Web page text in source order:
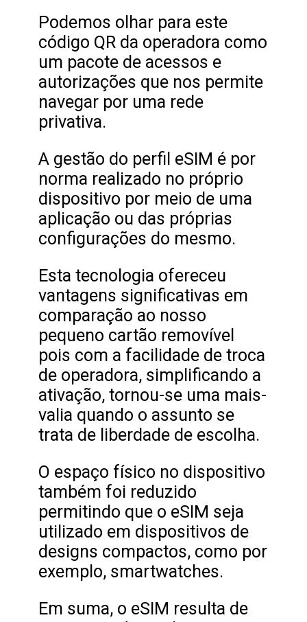
Podemos olhar para este
código QR da operadora como
um pacote de acessos e
autorizações que nos permite
navegar por uma rede
privativa.
A gestão do perfil eSIM é por
norma realizado no próprio
dispositivo por meio de uma
aplicação ou das próprias
configurações do mesmo.
Esta tecnologia ofereceu
vantagens significativas em
comparação ao nosso
pequeno cartão removível
pois com a facilidade de troca
de operadora, simplificando a
ativação, tornou-se uma mais-
valia quando o assunto se
trata de liberdade de escolha.
O espaço físico no dispositivo
também foi reduzido
permitindo que o eSIM seja
utilizado em dispositivos de
designs compactos, como por
exemplo, smartwatches.
Em suma, o eSIM resulta de